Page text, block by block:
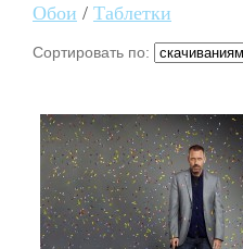
Обои / Таблетки
Сортировать по: